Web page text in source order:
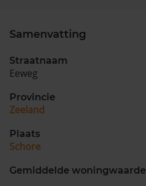
Samenvatting
Straatnaam
Eeweg
Provincie
Zeeland
Plaats
Schore
Gemiddelde woningwaarde